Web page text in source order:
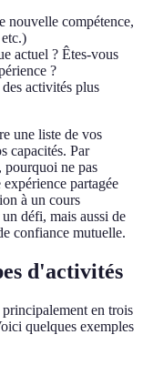
nouvelle compétence,
actuel ? Êtes-vous
?
activités plus
une liste de vos
capacités. Par
pourquoi ne pas
partagée
à un cours
défi, mais aussi de
confiance mutuelle.
d'activités
en trois
quelques exemples